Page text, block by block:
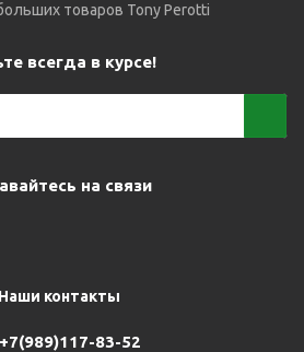
товаров Tony Perotti
всегда в курсе!
на связи
Наши контакты
+7(989)117-83-52